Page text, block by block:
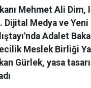
Mehmet Ali Dim,
Dijital Medya ve Yeni
Adalet
Meslek Birliği
Gürlek, yasa